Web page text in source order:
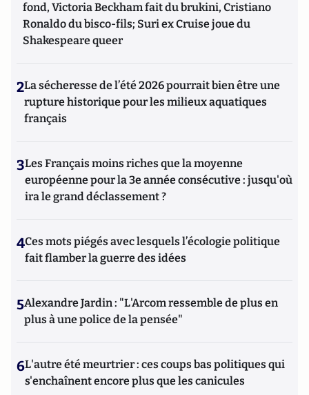
fond, Victoria Beckham fait du brukini, Cristiano
Ronaldo du bisco-fils; Suri ex Cruise joue du
Shakespeare queer
2La sécheresse de l’été 2026 pourrait bien être une
rupture historique pour les milieux aquatiques
français
3Les Français moins riches que la moyenne
européenne pour la 3e année consécutive : jusqu'où
ira le grand déclassement ?
4Ces mots piégés avec lesquels l’écologie politique
fait flamber la guerre des idées
5Alexandre Jardin : "L'Arcom ressemble de plus en
plus à une police de la pensée"
6L'autre été meurtrier : ces coups bas politiques qui
s'enchaînent encore plus que les canicules